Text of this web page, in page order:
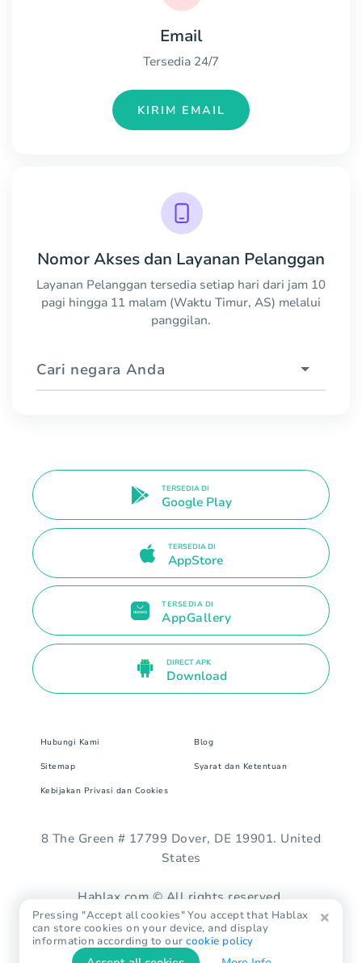
Email
Tersedia 24/7
KIRIM EMAIL
Nomor Akses dan Layanan Pelanggan
Layanan Pelanggan tersedia setiap hari dari jam 10
pagi hingga 11 malam (Waktu Timur, AS) melalui
panggilan.
Cari negara Anda
TERSEDIA DI
Google Play
TERSEDIA DI
AppStore
TERSEDIA DI
AppGallery
DIRECT APK
Download
Hubungi Kami Blog
Sitemap Syarat dan Ketentuan
Kebijakan Privasi dan Cookies
8 The Green # 17799 Dover, DE 19901. United
States
Hablax.com © All rights reserved.
Pressing "Accept all cookies" You accept that Hablax
can store cookies on your device, and display
information according to ourcookie policy